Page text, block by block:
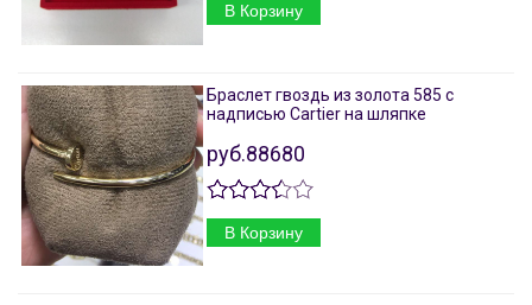
В Корзину
Браслет гвоздь из золота 585 с
надписью Cartier на шляпке
руб.88680
В Корзину